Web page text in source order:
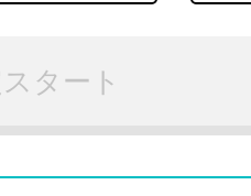
タート